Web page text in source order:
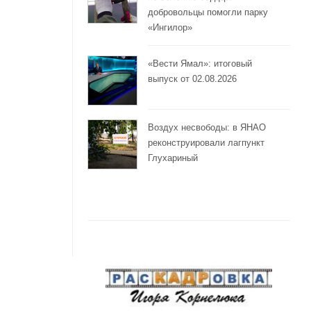
добровольцы помогли парку
«Ингилор»
«Вести Ямал»: итоговый
выпуск от 02.08.2026
Воздух несвободы: в ЯНАО
реконструировали лагпункт
Глухариный